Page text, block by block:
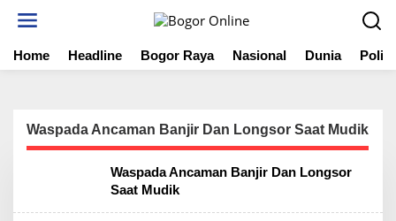
t
Home Headline Bogor Raya Nasional Dunia
Waspada Ancaman Banjir Dan Longsor Saat Mudik
Waspada Ancaman Banjir Dan Longsor
Saat Mudik